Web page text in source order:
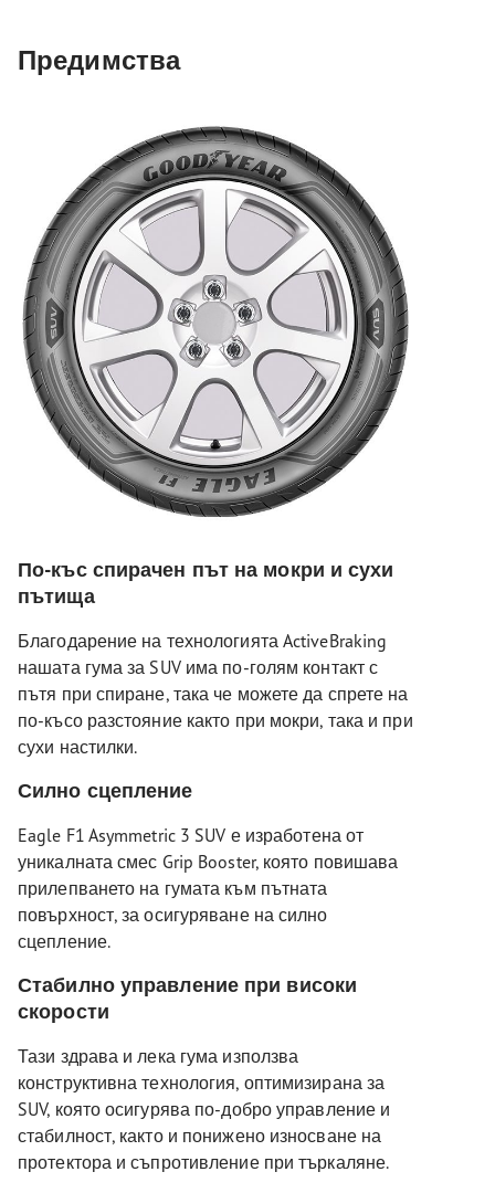
Предимства
По-къс спирачен път на мокри и сухи
пътища
Благодарение на технологията ActiveBraking
нашата гума за SUV има по-голям контакт с
пътя при спиране, така че можете да спрете на
по-късо разстояние както при мокри, така и при
сухи настилки.
Силно сцепление
Eagle F1 Asymmetric 3 SUV е изработена от
уникалната смес Grip Booster, която повишава
прилепването на гумата към пътната
повърхност, за осигуряване на силно
сцепление.
Стабилно управление при високи
скорости
Тази здрава и лека гума използва
конструктивна технология, оптимизирана за
SUV, която осигурява по-добро управление и
стабилност, както и понижено износване на
протектора и съпротивление при търкаляне.